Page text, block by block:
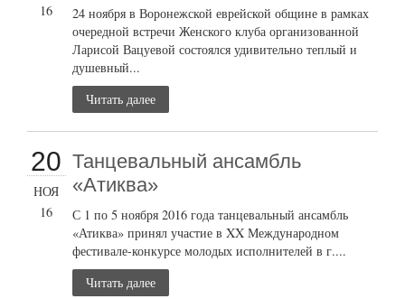
16
24 ноября в Воронежской еврейской общине в рамках
очередной встречи Женского клуба организованной
Ларисой Вацуевой состоялся удивительно теплый и
душевный...
Читать далее
20
НОЯ
16
Танцевальный ансамбль
«Атиква»
С 1 по 5 ноября 2016 года танцевальный ансамбль
«Атиква» принял участие в XX Международном
фестивале-конкурсе молодых исполнителей в г....
Читать далее